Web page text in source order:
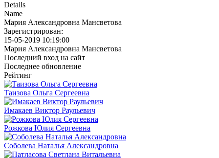
Details
Name
Мария Александровна Мансветова
Зарегистрирован:
15-05-2019 10:19:00
Мария Александровна Мансветова
Последний вход на сайт
Последнее обновление
Рейтинг
Таизова Ольга Сергеевна
Имакаев Виктор Раульевич
Рожкова Юлия Сергеевна
Соболева Наталья Александровна